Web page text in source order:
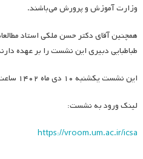
وزارت آموزش و پرورش می‌باشند.
همچنین آقای دکتر حسن ملکی استاد
طباطبایی دبیری این نشست را بر عهده
این نشست یکشنبه ۱۰ دی ماه ۱۴۰۲ ساعت ۱۶ تا ۱۸ برگزار خواهد شد.
لینک ورود به نشست:
https://vroom.um.ac.ir/icsa